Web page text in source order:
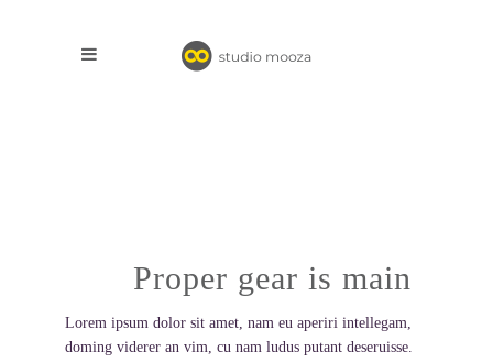
Proper gear is main
Lorem ipsum dolor sit amet, nam eu aperiri intellegam,
doming viderer an vim, cu nam ludus putant deseruisse.